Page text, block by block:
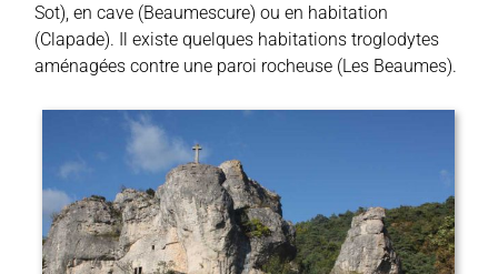
Sot), en cave (Beaumescure) ou en habitation
(Clapade). Il existe quelques habitations troglodytes
aménagées contre une paroi rocheuse (Les Beaumes).